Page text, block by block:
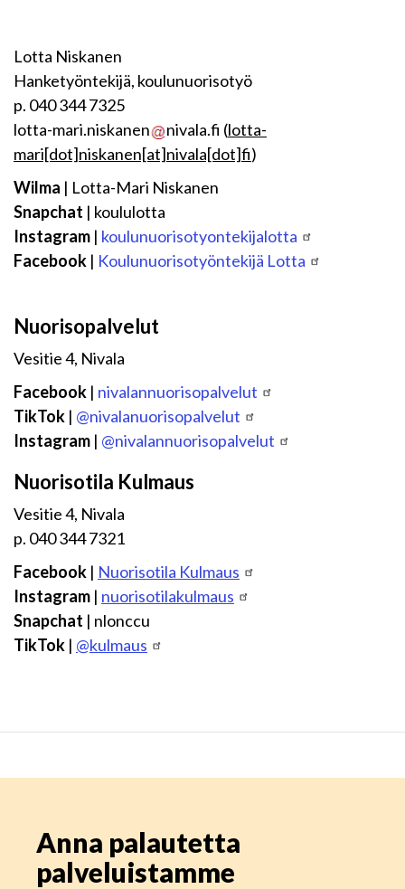
Lotta Niskanen
Hanketyöntekijä, koulunuorisotyö
p. 040 344 7325
lotta-mari.niskanen
nivala.fi (lotta-
mari[dot]niskanen[at]nivala[dot]fi)
Wilma | Lotta-Mari Niskanen
Snapchat | koululotta
Instagram | koulunuorisotyontekijalotta
Facebook | Koulunuorisotyöntekijä Lotta
Nuorisopalvelut
Vesitie 4, Nivala
Facebook | nivalannuorisopalvelut
TikTok | @nivalanuorisopalvelut
Instagram | @nivalannuorisopalvelut
Nuorisotila Kulmaus
Vesitie 4, Nivala
p. 040 344 7321
Facebook | Nuorisotila Kulmaus
Instagram | nuorisotilakulmaus
Snapchat | nlonccu
TikTok | @kulmaus
Anna palautetta
palveluistamme